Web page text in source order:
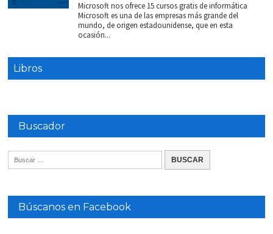
Microsoft nos ofrece 15 cursos gratis de informática
Microsoft es una de las empresas más grande del
mundo, de origen estadounidense, que en esta
ocasión...
Libros
Buscador
Búscanos en Facebook